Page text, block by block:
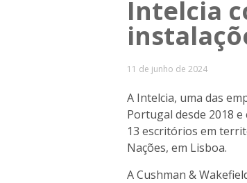
Intelcia
11 de junho de 2024
A Intelcia, uma das
Portugal desde 2018
13 escritórios em
Nações, em Lisboa.
A Cushman &